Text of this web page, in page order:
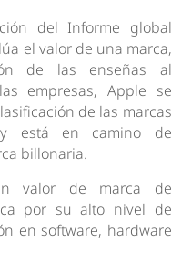
del Informe global
el valor de una marca,
de las enseñas al
empresas, Apple se
de las marcas
y está en camino de
billonaria.
valor de marca de
por su alto nivel de
en software, hardware